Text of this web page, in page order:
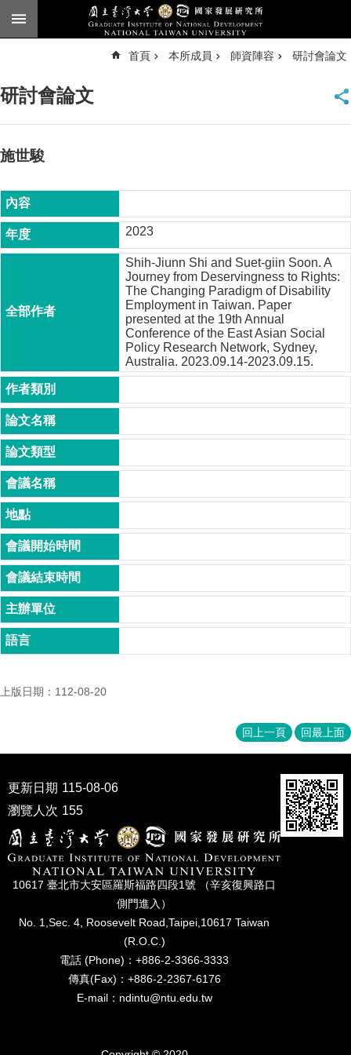
跳到主要內容區塊
臺
頁
公
告
本
員
博
士
班
碩
士
班
在
職
專
班
學
術
研
國
研
期
刊
口
試
區
所
首頁 本所成員 師資陣容 研討會論文
研討會論文
施世駿
2023
Shih-Jiunn Shi and Suet-giin Soon. A
Journey from Deservingness to Rights:
The Changing Paradigm of Disability
Employment in Taiwan. Paper
presented at the 19th Annual
Conference of the East Asian Social
Policy Research Network, Sydney,
Australia. 2023.09.14-2023.09.15.
上版日期：112-08-20
回上一頁 回最上面
更新日期 115-08-06
瀏覽人次 155
10617 臺北市⼤安區羅斯福路四段1號 （辛亥復興路⼝
側⾨進入）
No. 1,Sec. 4, Roosevelt Road,Taipei,10617 Taiwan
(R.O.C.)
電話 (Phone)：+886-2-3366-3333
傳真(Fax)：+886-2-2367-6176
E-mail：ndintu@ntu.edu.tw